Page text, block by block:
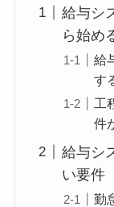
給与シ
ら始め
給
す
工
件
給与シ
い要件
勤